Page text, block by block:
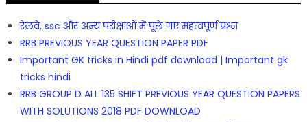
रेलवे, ssc और अन्य परीक्षाओं में पूछे गए महत्वपूर्ण प्रश्न
RRB PREVIOUS YEAR QUESTION PAPER PDF
Important GK tricks in Hindi pdf download | Important gk
tricks hindi
RRB GROUP D ALL 135 SHIFT PREVIOUS YEAR QUESTION PAPERS
WITH SOLUTIONS 2018 PDF DOWNLOAD